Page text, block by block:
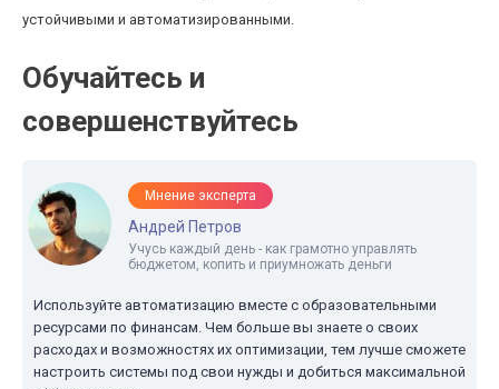
устойчивыми и автоматизированными.
Обучайтесь и
совершенствуйтесь
Мнение эксперта
Андрей Петров
Учусь каждый день - как грамотно управлять
бюджетом, копить и приумножать деньги
Используйте автоматизацию вместе с образовательными
ресурсами по финансам. Чем больше вы знаете о своих
расходах и возможностях их оптимизации, тем лучше сможете
настроить системы под свои нужды и добиться максимальной